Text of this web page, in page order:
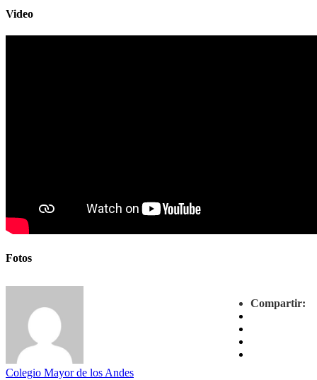
Video
Fotos
Compartir:
Colegio Mayor de los Andes